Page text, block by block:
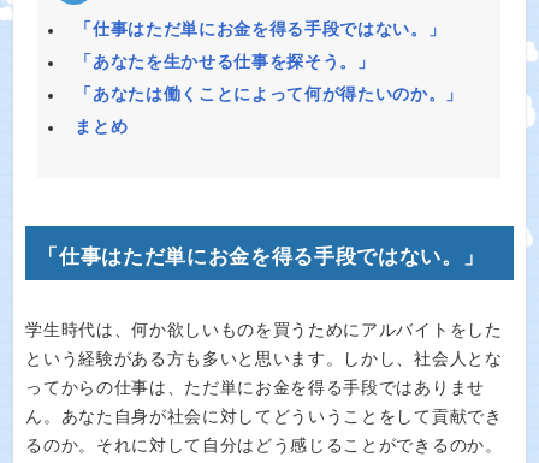
「仕事はただ単にお金を得る手段ではない。」
「あなたを生かせる仕事を探そう。」
「あなたは働くことによって何が得たいのか。」
まとめ
「仕事はただ単にお金を得る手段ではない。」
学生時代は、何か欲しいものを買うためにアルバイトをした
という経験がある方も多いと思います。しかし、社会人とな
ってからの仕事は、ただ単にお金を得る手段ではありませ
ん。あなた自身が社会に対してどういうことをして貢献でき
るのか。それに対して自分はどう感じることができるのか。